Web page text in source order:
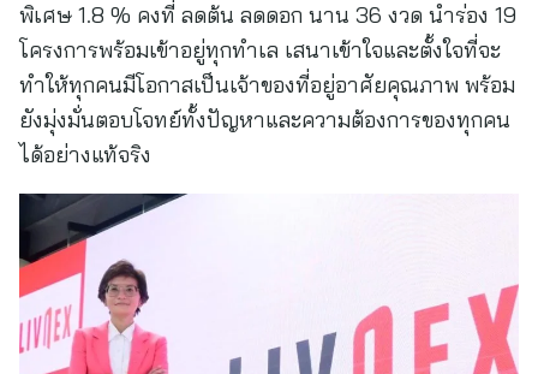
พิเศษ 1.8 % คงที่ ลดต้น ลดดอก นาน 36 งวด นำร่อง 19
โครงการพร้อมเข้าอยู่ทุกทำเล เสนาเข้าใจและตั้งใจที่จะ
ทำให้ทุกคนมีโอกาสเป็นเจ้าของที่อยู่อาศัยคุณภาพ พร้อม
ยังมุ่งมั่นตอบโจทย์ทั้งปัญหาและความต้องการของทุกคน
ได้อย่างแท้จริง